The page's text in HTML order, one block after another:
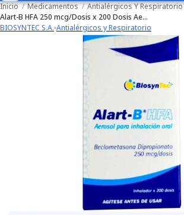
Inicio / Medicamentos / Antialérgicos Y Respiratorio
Alart-B HFA 250 mcg/Dosis x 200 Dosis Aerosol Para Inhalación
BIOSYNTEC S.A. Antialérgicos y Respiratorio